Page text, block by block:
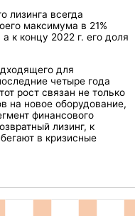
лизинга всегда
максимума в 21%
к концу 2022 г. его доля
для
четыре года
рост связан не только
на новое оборудование,
финансового
лизинг, к
в кризисные